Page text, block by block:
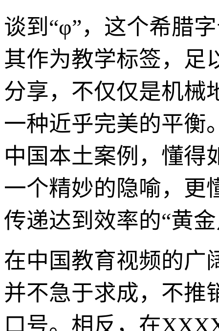
谈到“φ”，这个希腊
其作为教学标签，足
分享，不仅仅是机械
一种近乎完美的平衡
中国本土案例，懂得
一个精妙的隐喻，更
传递达到效率的“黄
在中国教育视频的广
并不急于求成，不推
口号。相反，在